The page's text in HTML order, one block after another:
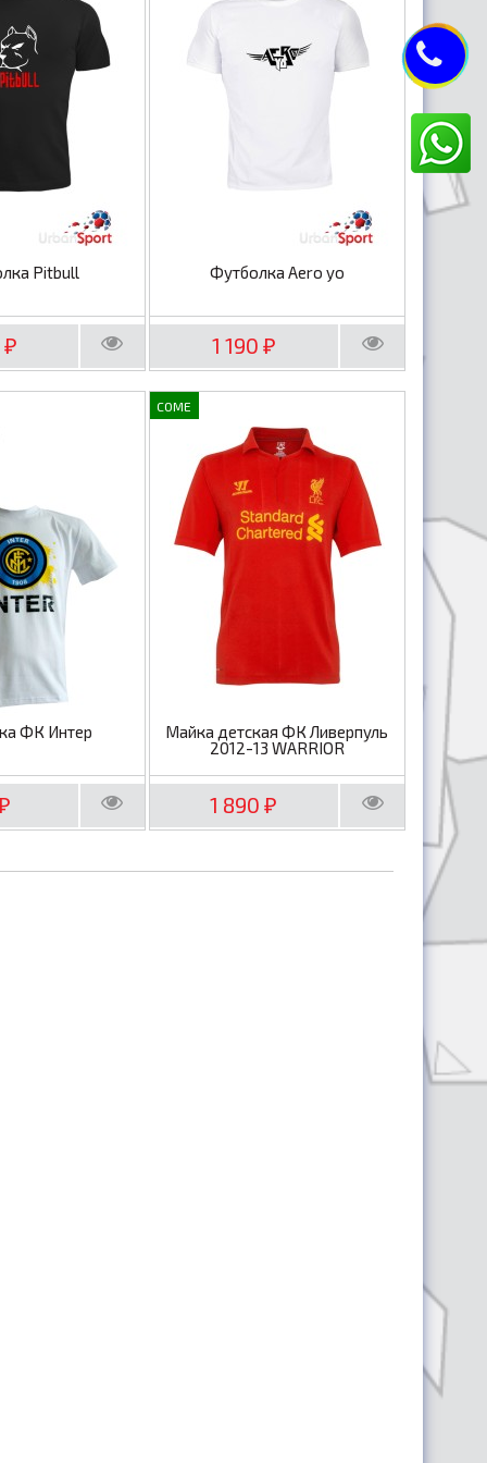
Pitbull
₽
Футболка Aero yo
1 190 ₽
ФК Интер
COME
Майка детская ФК Ливерпуль
2012-13 WARRIOR
1 890₽